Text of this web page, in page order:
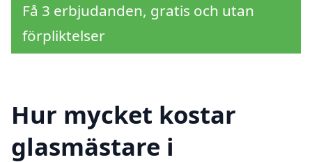
Få 3 erbjudanden, gratis och utan
förpliktelser
Hur mycket kostar
glasmästare i